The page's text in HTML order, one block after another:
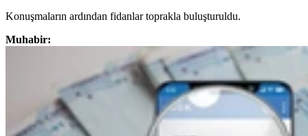
Konuşmaların ardından fidanlar toprakla buluşturuldu.
Muhabir: